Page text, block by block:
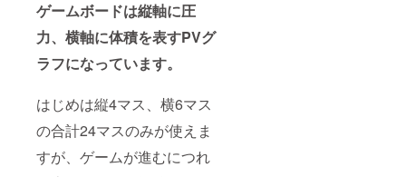
ゲームボードは縦軸に圧
力、横軸に体積を表すPVグ
ラフになっています。
はじめは縦4マス、横6マス
の合計24マスのみが使えま
すが、ゲームが進むにつれ